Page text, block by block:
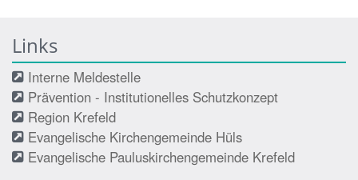
Links
Interne Meldestelle
Prävention - Institutionelles Schutzkonzept
Region Krefeld
Evangelische Kirchengemeinde Hüls
Evangelische Pauluskirchengemeinde Krefeld